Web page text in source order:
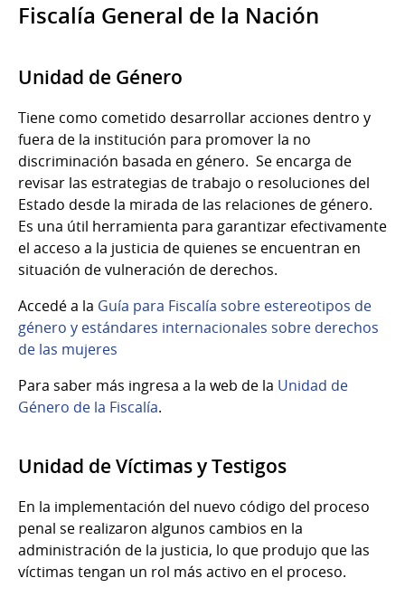
Fiscalía General de la Nación
Unidad de Género
Tiene como cometido desarrollar acciones dentro y
fuera de la institución para promover la no
discriminación basada en género. Se encarga de
revisar las estrategias de trabajo o resoluciones del
Estado desde la mirada de las relaciones de género.
Es una útil herramienta para garantizar efectivamente
el acceso a la justicia de quienes se encuentran en
situación de vulneración de derechos.
Accedé a la Guía para Fiscalía sobre estereotipos de
género y estándares internacionales sobre derechos
de las mujeres
Para saber más ingresa a la web de la Unidad de
Género de la Fiscalía.
Unidad de Víctimas y Testigos
En la implementación del nuevo código del proceso
penal se realizaron algunos cambios en la
administración de la justicia, lo que produjo que las
víctimas tengan un rol más activo en el proceso.